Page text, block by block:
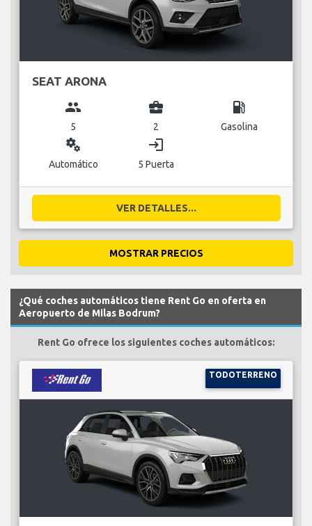
SEAT ARONA
group
5
business_center
2
local_gas_station
Gasolina
miscellaneous_services
Automático
login
5 Puerta
VER DETALLES...
MOSTRAR PRECIOS
¿Qué coches automáticos tiene Rent Go en oferta en
Aeropuerto de Milas Bodrum?
Rent Go ofrece los siguientes coches automáticos:
TODOTERRENO